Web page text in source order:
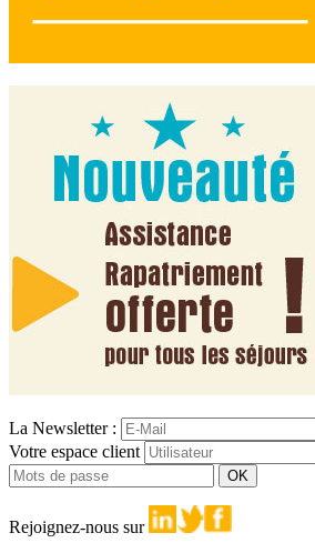
La Newsletter :
Votre espace client
OK
Rejoignez-nous sur